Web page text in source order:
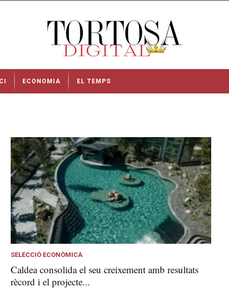
ECONOMIA EL TEMPS
SELECCIÓ ECONÒMICA
Caldea consolida el seu creixement amb resultats
rècord i el projecte...